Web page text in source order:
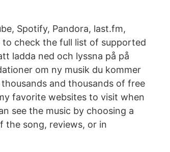
Spotify, Pandora, last.fm,
to check the full list of supported
ladda ned och lyssna på på
om ny musik du kommer
and thousands of free
favorite websites to visit when
see the music by choosing a
the song, reviews, or in